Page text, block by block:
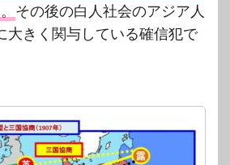
その後の白人社会のアジア人
大きく関与している確信犯で